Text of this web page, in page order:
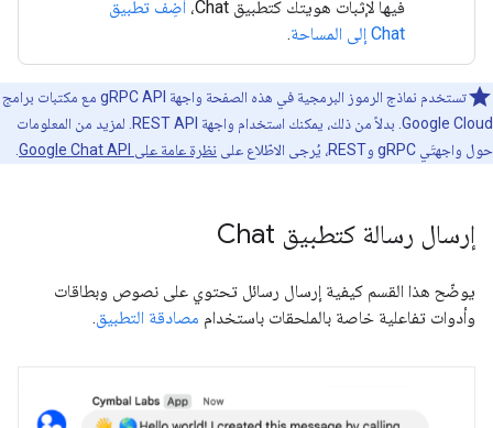
فيها لإثبات هويتك كتطبيق Chat،
أضِف تطبيق
Chat إلى المساحة
.
تستخدم نماذج الرموز البرمجية في هذه الصفحة واجهة gRPC API مع مكتبات برامج
Google Cloud. بدلاً من ذلك، يمكنك استخدام واجهة REST API. لمزيد من المعلومات
حول واجهتَي gRPC وREST، يُرجى الاطّلاع على
نظرة عامة على Google Chat API .
إرسال رسالة كتطبيق Chat
يوضّح هذا القسم كيفية إرسال رسائل تحتوي على نصوص وبطاقات
وأدوات تفاعلية خاصة بالملحقات باستخدام مصادقة التطبيق.